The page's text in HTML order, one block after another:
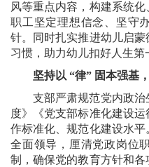
风等重点内容，构建系统
职工坚定理想信念、坚守
针。同时扎实推进幼儿启
习惯，助力幼儿扣好人生第
坚持以 “律” 固本强基
支部严肃规范党内政治
度》《党支部标准化建设
作标准化、规范化建设水
全面领导，厘清党政岗位
制，确保党的教育方针和